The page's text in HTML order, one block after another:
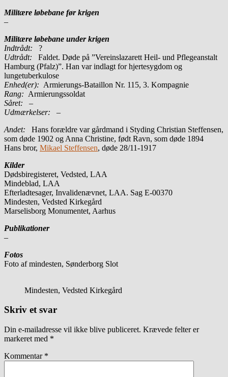
Militære løbebane før krigen
–
Militære løbebane under krigen
Indtrådt: ?
Udtrådt: Faldet. Døde på ”Vereinslazarett Heil- und Pflegeanstalt
Hamburg (Pfalz)”. Han var indlagt for hjertesygdom og
lungetuberkulose
Enhed(er): Armierungs-Bataillon Nr. 115, 3. Kompagnie
Rang: Armierungssoldat
Såret: –
Udmærkelser: –
Andet: Hans forældre var gårdmand i Styding Christian Steffensen,
som døde 1902 og Anna Christine, født Ravn, som døde 1894
Hans bror, Mikael Steffensen, døde 28/11-1917
Kilder
Dødsbiregisteret, Vedsted, LAA
Mindeblad, LAA
Efterladtesager, Invalidenævnet, LAA. Sag E-00370
Mindesten, Vedsted Kirkegård
Marselisborg Monumentet, Aarhus
Publikationer
–
Fotos
Foto af mindesten, Sønderborg Slot
Mindesten, Vedsted Kirkegård
Skriv et svar
Din e-mailadresse vil ikke blive publiceret. Krævede felter er
markeret med *
Kommentar *